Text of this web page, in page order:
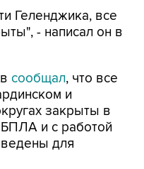
Геленджика, все
- написал он в
сообщал, что все
и
закрыты в
БПЛА и с работой
для